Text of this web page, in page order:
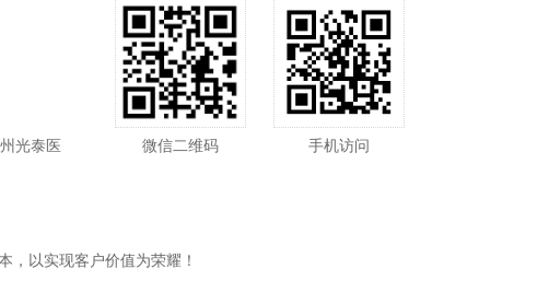
光泰医
微信二维码 手机访问
，以实现客户价值为荣耀！